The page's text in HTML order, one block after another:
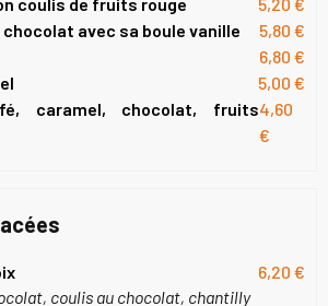
chocolat avec sa boule vanille
5,80 €
6,80 €
5,00 €
caramel, chocolat, fruits4,60
€
6,20 €
coulis au chocolat, chantilly